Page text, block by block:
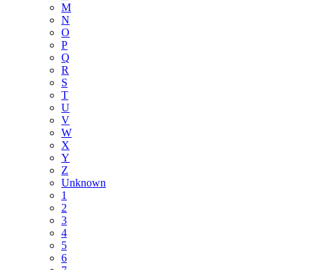
M
N
O
P
Q
R
S
T
U
V
W
X
Y
Z
Unknown
1
2
3
4
5
6